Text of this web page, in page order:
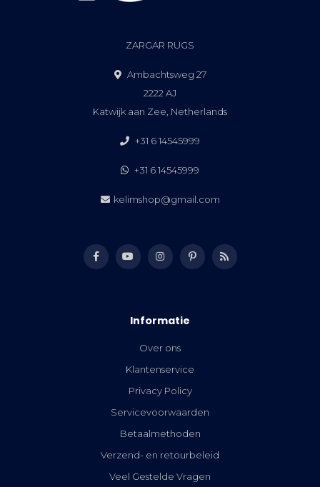
ZARGAR RUGS
Ambachtsweg 27
2222 AJ
Katwijk aan Zee, Netherlands
+31 6 14545999
+31 6 14545999
kelimshop@gmail.com
Informatie
Over ons
Klantenservice
Privacy Policy
Servicevoorwaarden
Betaalmethoden
Verzend- en retourbeleid
Veel Gestelde Vragen